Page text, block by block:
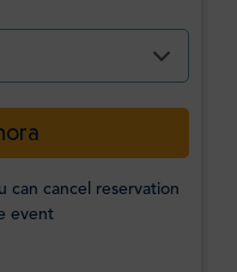
can cancel reservation
event